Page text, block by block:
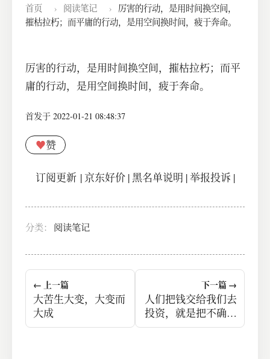
首页 › 阅读笔记 ›
厉害的行动，是用时间换空间，
摧枯拉朽；而平庸的行动，是用空间换时间，疲于奔命。
厉害的行动，是用时间换空间，摧枯拉朽；而平
庸的行动，是用空间换时间，疲于奔命。
首发于 2022-01-21 08:48:37
♥赞
订阅更新| 京东好价|黑名单说明 |举报投诉 |
分类： 阅读笔记
← 上一篇
大苦生大变，大变而
大成
下一篇 →
人们把钱交给我们去
投资，就是把不确定
性的痛苦转移给我